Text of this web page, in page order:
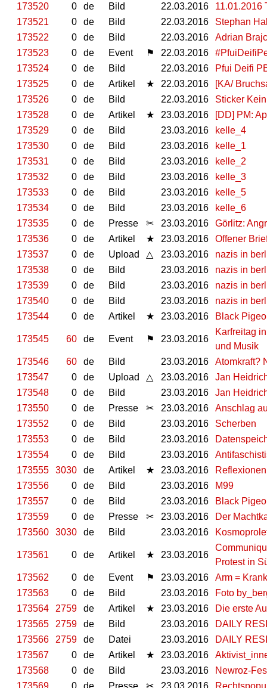
173520
0 de Bild 22.03.2016
11.01.2016
173521
0 de Bild 22.03.2016
Stephan
173522
0 de Bild 22.03.2016
Adrian
173523
0 de Event ⚑ 22.03.2016
173524
0 de Bild 22.03.2016
Pfui Deifi
173525
0 de Artikel ★ 22.03.2016
[KA/
173526
0 de Bild 22.03.2016
Sticker
173528
0 de Artikel ★ 23.03.2016
[DD] PM:
173529
0 de Bild 23.03.2016
kelle_4
173530
0 de Bild 23.03.2016
kelle_1
173531
0 de Bild 23.03.2016
kelle_2
173532
0 de Bild 23.03.2016
kelle_3
173533
0 de Bild 23.03.2016
kelle_5
173534
0 de Bild 23.03.2016
kelle_6
173535
0 de Presse ✂ 23.03.2016
Görlitz:
173536
0 de Artikel ★ 23.03.2016
Offener
173537
0 de Upload △ 23.03.2016
nazis in
173538
0 de Bild 23.03.2016
nazis in
173539
0 de Bild 23.03.2016
nazis in
173540
0 de Bild 23.03.2016
nazis in
173544
0 de Artikel ★ 23.03.2016 Black
173545 60 de Event ⚑ 23.03.2016
Karfreitag
und Musik
173546
60 de Bild 23.03.2016
Atomkraft?
173547
0 de Upload △ 23.03.2016
Jan
173548
0 de Bild 23.03.2016
Jan
173550
0 de Presse ✂ 23.03.2016
Anschlag
173552
0 de Bild 23.03.2016
Scherben
173553
0 de Bild 23.03.2016
173554
0 de Bild 23.03.2016
173555
3030 de Artikel ★ 23.03.2016
173556
0 de Bild 23.03.2016
M99
173557
0 de Bild 23.03.2016
Black
173559
0 de Presse ✂ 23.03.2016
Der
173560
3030 de Bild 23.03.2016
173561 0 de Artikel ★ 23.03.2016
Protest in
173562
0 de Event ⚑ 23.03.2016
Arm =
173563
0 de Bild 23.03.2016
Foto
173564
2759 de Artikel ★ 23.03.2016
Die erste
173565
2759 de Bild 23.03.2016
DAILY
173566
2759 de Datei 23.03.2016
DAILY
173567
0 de Artikel ★ 23.03.2016
173568
0 de Bild 23.03.2016
Newroz-
173569
0 de Presse ✂ 23.03.2016